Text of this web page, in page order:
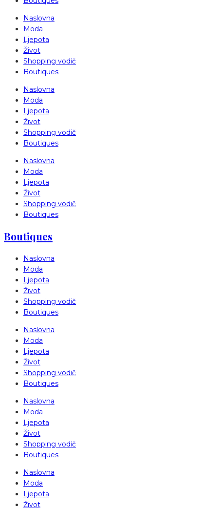
Naslovna
Moda
Ljepota
Život
Shopping vodič
Boutiques
Naslovna
Moda
Ljepota
Život
Shopping vodič
Boutiques
Naslovna
Moda
Ljepota
Život
Shopping vodič
Boutiques
Boutiques
Naslovna
Moda
Ljepota
Život
Shopping vodič
Boutiques
Naslovna
Moda
Ljepota
Život
Shopping vodič
Boutiques
Naslovna
Moda
Ljepota
Život
Shopping vodič
Boutiques
Naslovna
Moda
Ljepota
Život